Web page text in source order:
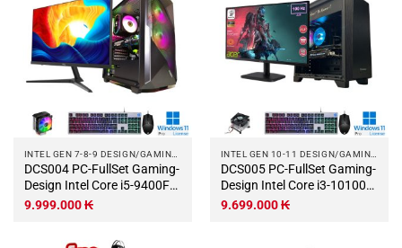
DCS004 PC-FullSet Gaming-
Design Intel Core i5-9400F
2.9Ghz Turbo 4.1Ghz 6
9.999.000₭
DCS005 PC-FullSet Gaming-
Design Intel Core i3-10100F
3.6Ghz Turbo 4.3Ghz 4
9.699.000₭